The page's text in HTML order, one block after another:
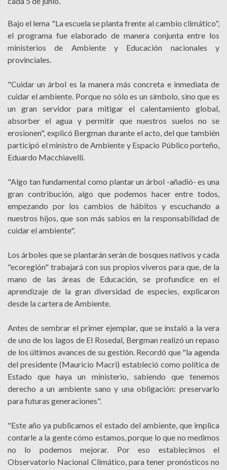
Bajo el lema "La escuela se planta frente al cambio climático",
el programa fue elaborado de manera conjunta entre los
ministerios de Ambiente y Educación nacionales y
provinciales.
"Cuidar un árbol es la manera más concreta e inmediata de
cuidar el ambiente. Porque no sólo es un símbolo, sino que es
un gran servidor para mitigar el calentamiento global,
absorber el agua y permitir que nuestros suelos no se
erosionen", explicó Bergman durante el acto, del que también
participó el ministro de Ambiente y Espacio Público porteño,
Eduardo Macchiavelli.
"Algo tan fundamental como plantar un árbol -añadió- es una
gran contribución, algo que podemos hacer entre todos,
empezando por los cambios de hábitos y escuchando a
nuestros hijos, que son más sabios en la responsabilidad de
cuidar el ambiente".
Los árboles que se plantarán serán de bosques nativos y cada
"ecoregión" trabajará con sus propios viveros para que, de la
mano de las áreas de Educación, se profundice en el
aprendizaje de la gran diversidad de especies, explicaron
desde la cartera de Ambiente.
Antes de sembrar el primer ejemplar, que se instaló a la vera
de uno de los lagos de El Rosedal, Bergman realizó un repaso
de los últimos avances de su gestión. Recordó que "la agenda
del presidente (Mauricio Macri) estableció como política de
Estado que haya un ministerio, sabiendo que tenemos
derecho a un ambiente sano y una obligación: preservarlo
para futuras generaciones".
"Este año ya publicamos el estado del ambiente, que implica
contarle a la gente cómo estamos, porque lo que no medimos
no lo podemos mejorar. Por eso establecimos el
Observatorio Nacional Climático, para tener pronósticos no